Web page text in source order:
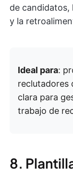
de candidatos,
y la
Ideal para:
reclutadores
clara para
trabajo de
8.